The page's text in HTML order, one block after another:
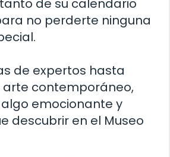
de su calendario
no perderte ninguna
de expertos hasta
contemporáneo,
emocionante y
descubrir en el Museo